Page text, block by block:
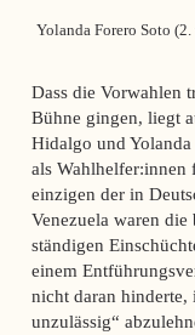
Yolanda Forero Soto
Dass die Vorwahlen
Bühne gingen, liegt
Hidalgo und Yolanda
als Wahlhelfer:innen
einzigen der in
Venezuela waren
ständigen
einem
nicht daran
unzulässig“